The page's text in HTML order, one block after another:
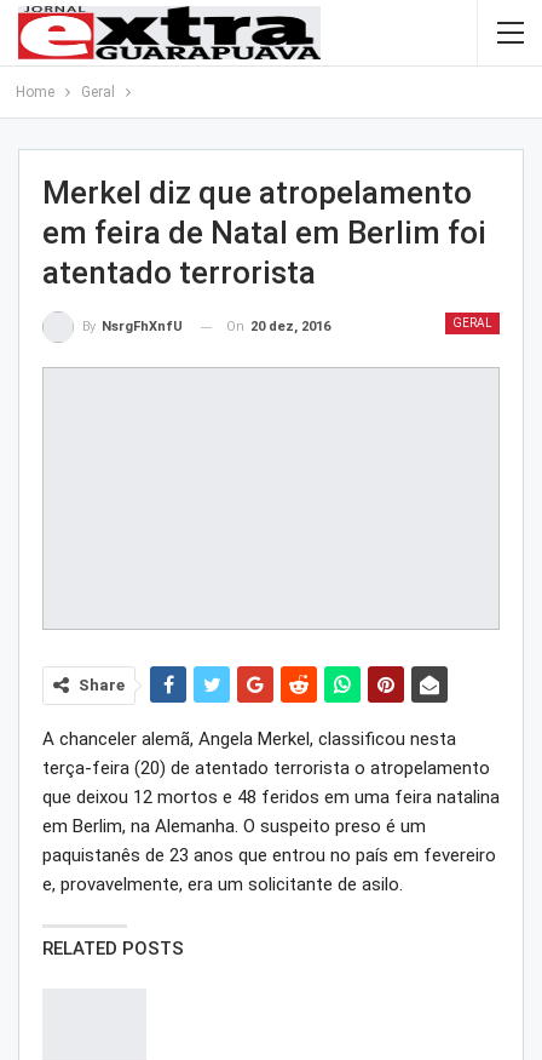
Home Geral
Merkel diz que atropelamento
em feira de Natal em Berlim foi
atentado terrorista
GERAL
By NsrgFhXnfU On 20 dez, 2016
Share
A chanceler alemã, Angela Merkel, classificou nesta
terça-feira (20) de atentado terrorista o atropelamento
que deixou 12 mortos e 48 feridos em uma feira natalina
em Berlim, na Alemanha. O suspeito preso é um
paquistanês de 23 anos que entrou no país em fevereiro
e, provavelmente, era um solicitante de asilo.
RELATED POSTS